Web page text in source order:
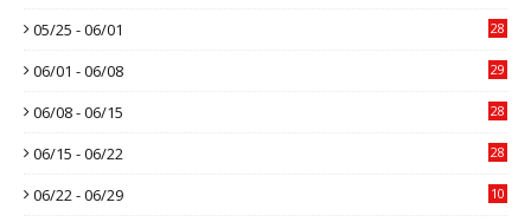
05/25 - 06/01 28
06/01 - 06/08 29
06/08 - 06/15 28
06/15 - 06/22 28
06/22 - 06/29 10